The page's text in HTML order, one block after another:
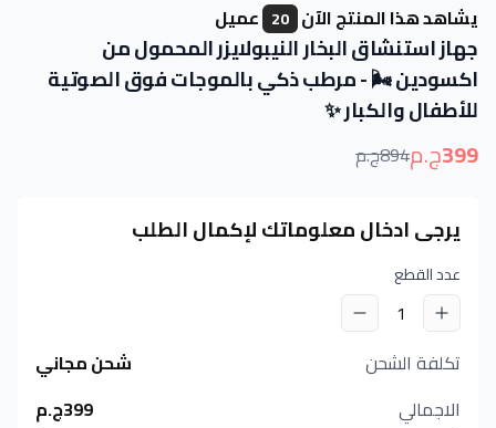
يشاهد هذا المنتج الآن 20 عميل
جهاز استنشاق البخار النيبولايزر المحمول من
اكسودين 🌬️ - مرطب ذكي بالموجات فوق الصوتية
للأطفال والكبار ✨
399ج.م894ج.م
يرجى ادخال معلوماتك لإكمال الطلب
عدد القطع
1
تكلفة الشحن
شحن مجاني
الاجمالي
399ج.م